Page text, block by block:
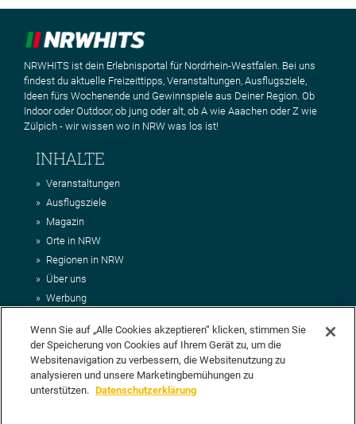
NRWHITS ist dein Erlebnisportal für Nordrhein-Westfalen. Bei uns
findest du aktuelle Freizeittipps, Veranstaltungen, Ausflugsziele,
Ideen fürs Wochenende und Gewinnspiele aus Deiner Region. Ob
Indoor oder Outdoor, ob jung oder alt, ob A wie Aaachen oder Z wie
Zülpich - wir wissen wo in NRW was los ist!
INHALTE
Veranstaltungen
Ausflugsziele
Magazin
Orte in NRW
Regionen in NRW
Über uns
Werbung
Impressum
AGB
Datenschutz
DEIN VORSCHLAG FÜR NRWHITS
Wenn Sie auf „Alle Cookies akzeptieren“ klicken, stimmen Sie
der Speicherung von Cookies auf Ihrem Gerät zu, um die
Websitenavigation zu verbessern, die Websitenutzung zu
analysieren und unsere Marketingbemühungen zu
unterstützen. Datenschutzerklärung